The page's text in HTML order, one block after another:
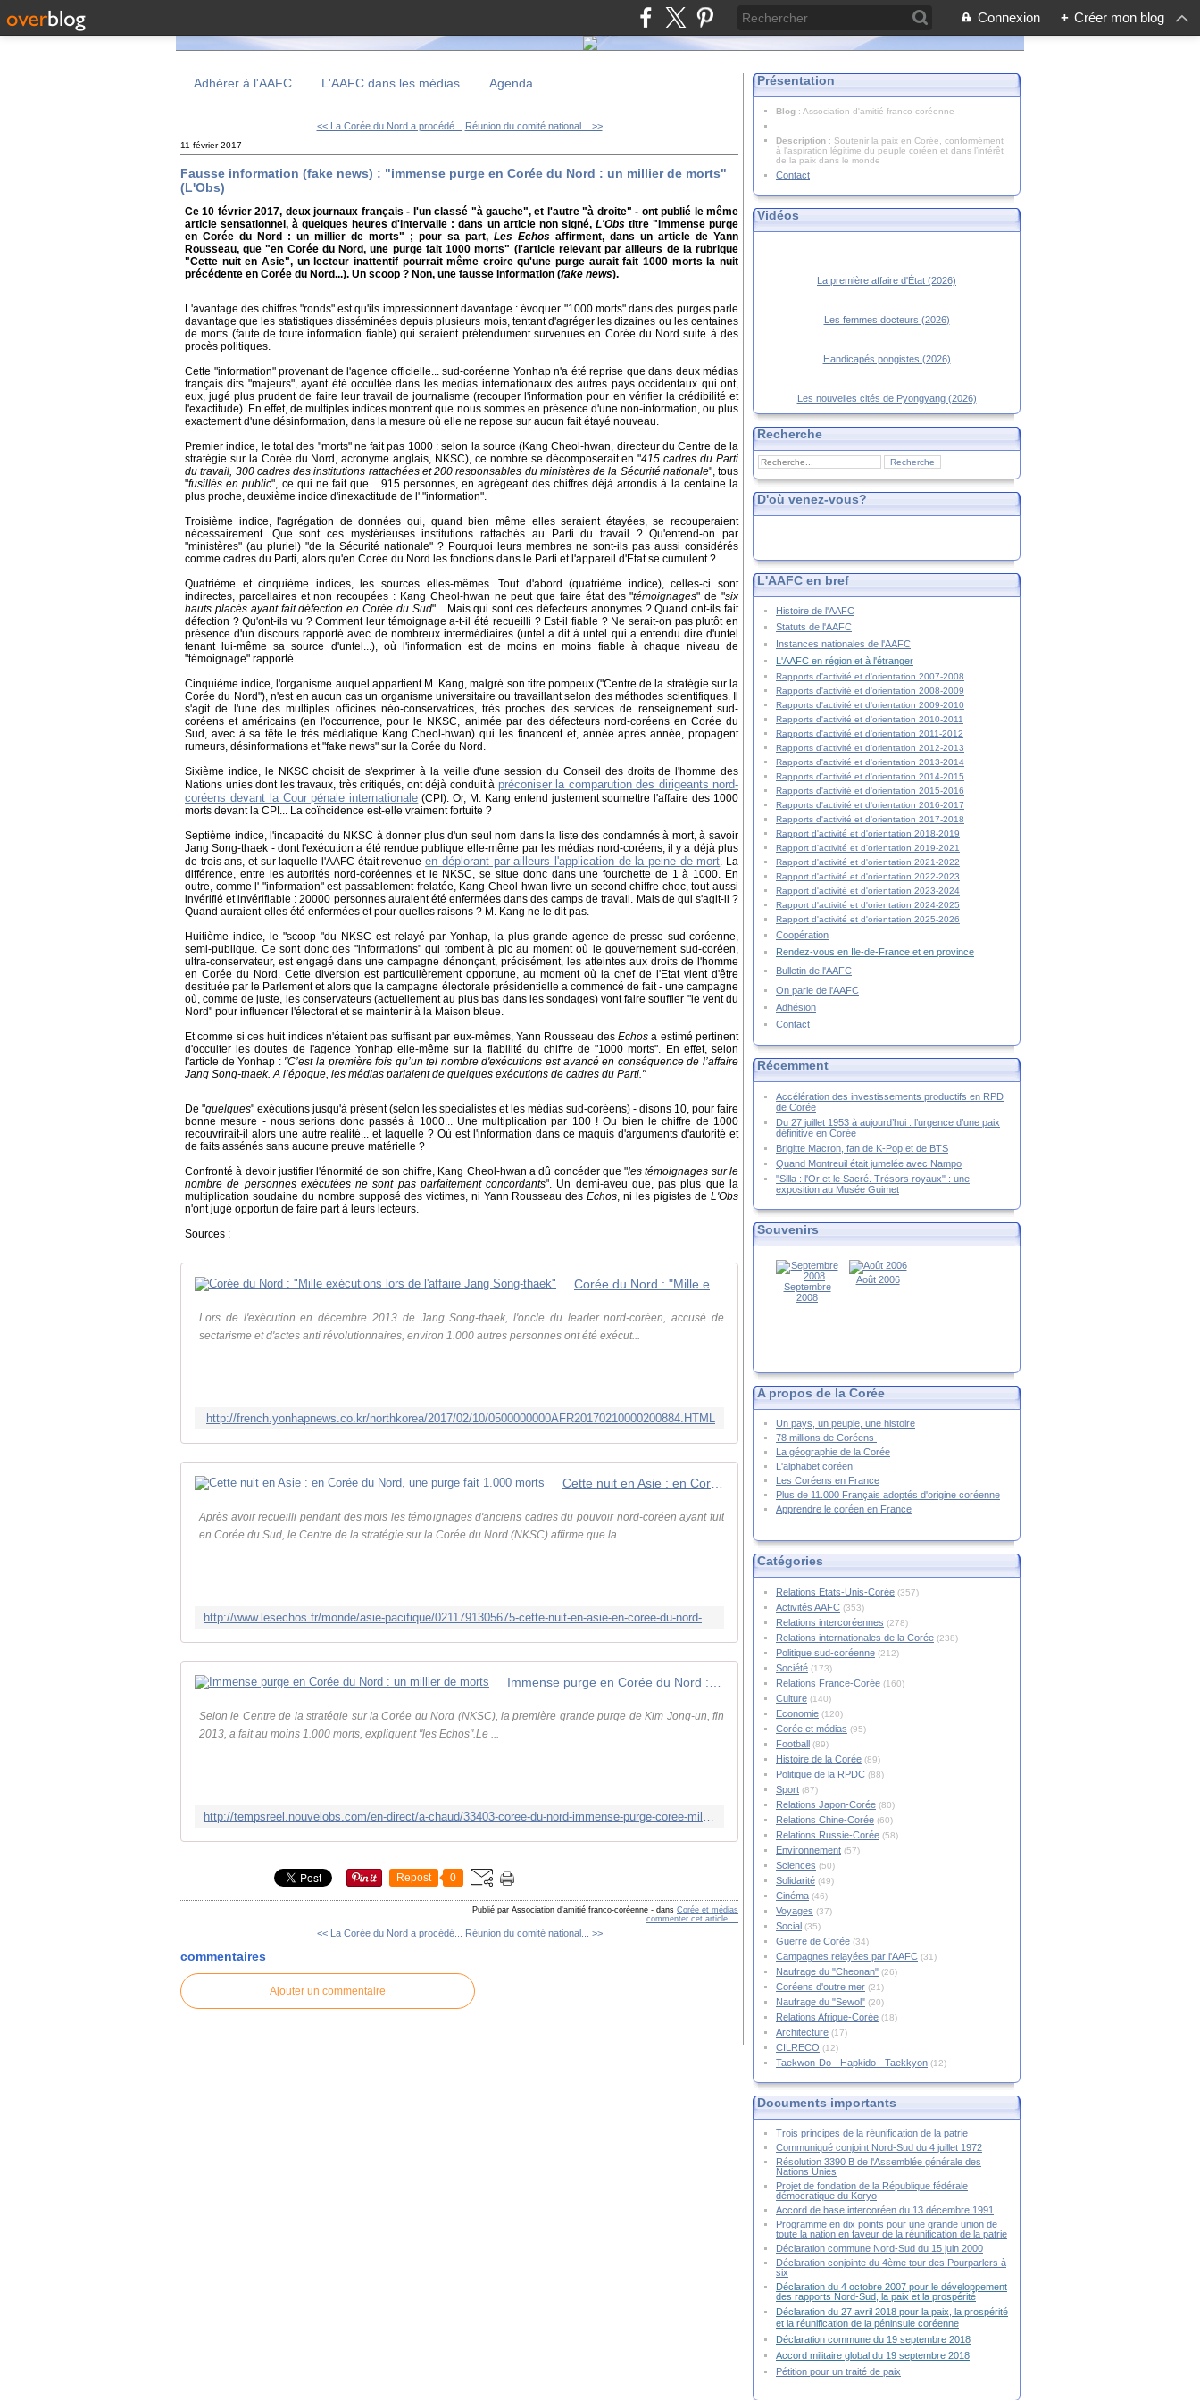
Connexion + Créer mon blog
Adhérer à l'AAFC L'AAFC dans les médias Agenda
<< La Corée du Nord a procédé... Réunion du comité national... >>
11 février 2017
Fausse information (fake news) : "immense purge en Corée du Nord : un millier de morts"
(L'Obs)
Ce 10 février 2017, deux journaux français - l'un classé "à gauche", et l'autre "à droite" - ont publié le même
article sensationnel, à quelques heures d'intervalle : dans un article non signé, L'Obstitre "Immense purge
en Corée du Nord : un millier de morts" ; pour sa part, Les Echos affirment, dans un article de Yann
Rousseau, que "en Corée du Nord, une purge fait 1000 morts" (l'article relevant par ailleurs de la rubrique
"Cette nuit en Asie", un lecteur inattentif pourrait même croire qu'une purge aurait fait 1000 morts la nuit
précédente en Corée du Nord...). Un scoop ? Non, une fausse information (fake news).
L'avantage des chiffres "ronds" est qu'ils impressionnent davantage : évoquer "1000 morts" dans des purges parle
davantage que les statistiques disséminées depuis plusieurs mois, tentant d'agréger les dizaines ou les centaines
de morts (faute de toute information fiable) qui seraient prétendument survenues en Corée du Nord suite à des
procès politiques.
Cette "information" provenant de l'agence officielle... sud-coréenne Yonhap n'a été reprise que dans deux médias
français dits "majeurs", ayant été occultée dans les médias internationaux des autres pays occidentaux qui ont,
eux, jugé plus prudent de faire leur travail de journalisme (recouper l'information pour en vérifier la crédibilité et
l'exactitude). En effet, de multiples indices montrent que nous sommes en présence d'une non-information, ou plus
exactement d'une désinformation, dans la mesure où elle ne repose sur aucun fait étayé nouveau.
Premier indice, le total des "morts" ne fait pas 1000 : selon la source (Kang Cheol-hwan, directeur du Centre de la
stratégie sur la Corée du Nord, acronyme anglais, NKSC), ce nombre se décomposerait en "415 cadres du Parti
du travail, 300 cadres des institutions rattachées et 200 responsables du ministères de la Sécurité nationale", tous
"fusillés en public", ce qui ne fait que... 915 personnes, en agrégeant des chiffres déjà arrondis à la centaine la
plus proche, deuxième indice d'inexactitude de l' "information".
Troisième indice, l'agrégation de données qui, quand bien même elles seraient étayées, se recouperaient
nécessairement. Que sont ces mystérieuses institutions rattachés au Parti du travail ? Qu'entend-on par
"ministères" (au pluriel) "de la Sécurité nationale" ? Pourquoi leurs membres ne sont-ils pas aussi considérés
comme cadres du Parti, alors qu'en Corée du Nord les fonctions dans le Parti et l'appareil d'Etat se cumulent ?
Quatrième et cinquième indices, les sources elles-mêmes. Tout d'abord (quatrième indice), celles-ci sont
indirectes, parcellaires et non recoupées : Kang Cheol-hwan ne peut que faire état des "témoignages" de "six
hauts placés ayant fait défection en Corée du Sud"... Mais qui sont ces défecteurs anonymes ? Quand ont-ils fait
défection ? Qu'ont-ils vu ? Comment leur témoignage a-t-il été recueilli ? Est-il fiable ? Ne serait-on pas plutôt en
présence d'un discours rapporté avec de nombreux intermédiaires (untel a dit à untel qui a entendu dire d'untel
tenant lui-même sa source d'untel...), où l'information est de moins en moins fiable à chaque niveau de
"témoignage" rapporté.
Cinquième indice, l'organisme auquel appartient M. Kang, malgré son titre pompeux ("Centre de la stratégie sur la
Corée du Nord"), n'est en aucun cas un organisme universitaire ou travaillant selon des méthodes scientifiques. Il
s'agit de l'une des multiples officines néo-conservatrices, très proches des services de renseignement sud-
coréens et américains (en l'occurrence, pour le NKSC, animée par des défecteurs nord-coréens en Corée du
Sud, avec à sa tête le très médiatique Kang Cheol-hwan) qui les financent et, année après année, propagent
rumeurs, désinformations et "fake news" sur la Corée du Nord.
Sixième indice, le NKSC choisit de s'exprimer à la veille d'une session du Conseil des droits de l'homme des
Nations unies dont les travaux, très critiqués, ont déjà conduit à préconiser la comparution des dirigeants nord-
coréens devant la Cour pénale internationale (CPI). Or, M. Kang entend justement soumettre l'affaire des 1000
morts devant la CPI... La coïncidence est-elle vraiment fortuite ?
Septième indice, l'incapacité du NKSC à donner plus d'un seul nom dans la liste des condamnés à mort, à savoir
Jang Song-thaek - dont l'exécution a été rendue publique elle-même par les médias nord-coréens, il y a déjà plus
de trois ans, et sur laquelle l'AAFC était revenueen déplorant par ailleurs l'application de la peine de mort. La
différence, entre les autorités nord-coréennes et le NKSC, se situe donc dans une fourchette de 1 à 1000. En
outre, comme l' "information" est passablement frelatée, Kang Cheol-hwan livre un second chiffre choc, tout aussi
invérifié et invérifiable : 20000 personnes auraient été enfermées dans des camps de travail. Mais de qui s'agit-il ?
Quand auraient-elles été enfermées et pour quelles raisons ? M. Kang ne le dit pas.
Huitième indice, le "scoop "du NKSC est relayé par Yonhap, la plus grande agence de presse sud-coréenne,
semi-publique. Ce sont donc des "informations" qui tombent à pic au moment où le gouvernement sud-coréen,
ultra-conservateur, est engagé dans une campagne dénonçant, précisément, les atteintes aux droits de l'homme
en Corée du Nord. Cette diversion est particulièrement opportune, au moment où la chef de l'Etat vient d'être
destituée par le Parlement et alors que la campagne électorale présidentielle a commencé de fait - une campagne
où, comme de juste, les conservateurs (actuellement au plus bas dans les sondages) vont faire souffler "le vent du
Nord" pour influencer l'électorat et se maintenir à la Maison bleue.
Et comme si ces huit indices n'étaient pas suffisant par eux-mêmes, Yann Rousseau des Echosa estimé pertinent
d'occulter les doutes de l'agence Yonhap elle-même sur la fiabilité du chiffre de "1000 morts". En effet, selon
l'article de Yonhap : "C’est la première fois qu’un tel nombre d'exécutions est avancé en conséquence de l’affaire
Jang Song-thaek. A l’époque, les médias parlaient de quelques exécutions de cadres du Parti."
De "quelques" exécutions jusqu'à présent (selon les spécialistes et les médias sud-coréens) - disons 10, pour faire
bonne mesure - nous serions donc passés à 1000... Une multiplication par 100 ! Ou bien le chiffre de 1000
recouvrirait-il alors une autre réalité... et laquelle ? Où est l'information dans ce maquis d'arguments d'autorité et
de faits assénés sans aucune preuve matérielle ?
Confronté à devoir justifier l'énormité de son chiffre, Kang Cheol-hwan a dû concéder que "les témoignages sur le
nombre de personnes exécutées ne sont pas parfaitement concordants". Un demi-aveu que, pas plus que la
multiplication soudaine du nombre supposé des victimes, ni Yann Rousseau desEchos, ni les pigistes de L'Obs
n'ont jugé opportun de faire part à leurs lecteurs.
Sources :
Corée du Nord : "Mille exécutions lors de l'affaire Jang Song-thaek"
Lors de l'exécution en décembre 2013 de Jang Song-thaek, l'oncle du leader nord-coréen, accusé de
sectarisme et d'actes anti révolutionnaires, environ 1.000 autres personnes ont été exécut...
http://french.yonhapnews.co.kr/northkorea/2017/02/10/0500000000AFR20170210000200884.HTML
Cette nuit en Asie : en Corée du Nord, une purge fait 1.000 morts
Après avoir recueilli pendant des mois les témoignages d'anciens cadres du pouvoir nord-coréen ayant fuit
en Corée du Sud, le Centre de la stratégie sur la Corée du Nord (NKSC) affirme que la...
http://www.lesechos.fr/monde/asie-pacifique/0211791305675-cette-nuit-en-asie-en-coree-du-nord-une-purge-fait-1000-morts-2064155.php
Immense purge en Corée du Nord : un millier de morts
Selon le Centre de la stratégie sur la Corée du Nord (NKSC), la première grande purge de Kim Jong-un, fin
2013, a fait au moins 1.000 morts, expliquent "les Echos".Le ...
http://tempsreel.nouvelobs.com/en-direct/a-chaud/33403-coree-du-nord-immense-purge-coree-millier-morts.html
Repost 0
Publié par Association d'amitié franco-coréenne - dans Corée et médias
commenter cet article …
<< La Corée du Nord a procédé... Réunion du comité national... >>
commentaires
Ajouter un commentaire
Présentation
Blog : Association d'amitié franco-coréenne
Description : Soutenir la paix en Corée, conformément
à l'aspiration légitime du peuple coréen et dans l’intérêt
de la paix dans le monde
Contact
Vidéos
La première affaire d'État (2026)
Les femmes docteurs (2026)
Handicapés pongistes (2026)
Les nouvelles cités de Pyongyang (2026)
Recherche
D'où venez-vous?
L'AAFC en bref
Histoire de l'AAFC
Statuts de l'AAFC
Instances nationales de l'AAFC
L'AAFC en région et à l'étranger
Rapports d'activité et d'orientation 2007-2008
Rapports d'activité et d'orientation 2008-2009
Rapports d'activité et d'orientation 2009-2010
Rapports d'activité et d'orientation 2010-2011
Rapports d'activité et d'orientation 2011-2012
Rapports d'activité et d'orientation 2012-2013
Rapports d'activité et d'orientation 2013-2014
Rapports d'activité et d'orientation 2014-2015
Rapports d'activité et d'orientation 2015-2016
Rapports d'activité et d'orientation 2016-2017
Rapports d'activité et d'orientation 2017-2018
Rapport d'activité et d'orientation 2018-2019
Rapport d'activité et d'orientation 2019-2021
Rapport d'activité et d'orientation 2021-2022
Rapport d'activité et d'orientation 2022-2023
Rapport d'activité et d'orientation 2023-2024
Rapport d'activité et d'orientation 2024-2025
Rapport d'activité et d'orientation 2025-2026
Coopération
Rendez-vous en Ile-de-France et en province
Bulletin de l'AAFC
On parle de l'AAFC
Adhésion
Contact
Récemment
Accélération des investissements productifs en RPD
de Corée
Du 27 juillet 1953 à aujourd’hui : l’urgence d’une paix
définitive en Corée
Brigitte Macron, fan de K-Pop et de BTS
Quand Montreuil était jumelée avec Nampo
"Silla : l'Or et le Sacré. Trésors royaux" : une
exposition au Musée Guimet
Souvenirs
Septembre
2008
Août 2006
A propos de la Corée
Un pays, un peuple, une histoire
78 millions de Coréens
La géographie de la Corée
L'alphabet coréen
Les Coréens en France
Plus de 11.000 Français adoptés d'origine coréenne
Apprendre le coréen en France
Catégories
Relations Etats-Unis-Corée (357)
Activités AAFC (353)
Relations intercoréennes (278)
Relations internationales de la Corée (238)
Politique sud-coréenne (212)
Société (173)
Relations France-Corée (160)
Culture (140)
Economie (120)
Corée et médias (95)
Football (89)
Histoire de la Corée (89)
Politique de la RPDC (88)
Sport (87)
Relations Japon-Corée (80)
Relations Chine-Corée (60)
Relations Russie-Corée (58)
Environnement (57)
Sciences (50)
Solidarité (49)
Cinéma (46)
Voyages (37)
Social (35)
Guerre de Corée (34)
Campagnes relayées par l'AAFC (31)
Naufrage du "Cheonan" (26)
Coréens d'outre mer (21)
Naufrage du "Sewol" (20)
Relations Afrique-Corée (18)
Architecture (17)
CILRECO (12)
Taekwon-Do - Hapkido - Taekkyon (12)
Documents importants
Trois principes de la réunification de la patrie
Communiqué conjoint Nord-Sud du 4 juillet 1972
Résolution 3390 B de l'Assemblée générale des
Nations Unies
Projet de fondation de la République fédérale
démocratique du Koryo
Accord de base intercoréen du 13 décembre 1991
Programme en dix points pour une grande union de
toute la nation en faveur de la réunification de la patrie
Déclaration commune Nord-Sud du 15 juin 2000
Déclaration conjointe du 4ème tour des Pourparlers à
six
Déclaration du 4 octobre 2007 pour le développement
des rapports Nord-Sud, la paix et la prospérité
Déclaration du 27 avril 2018 pour la paix, la prospérité
et la réunification de la péninsule coréenne
Déclaration commune du 19 septembre 2018
Accord militaire global du 19 septembre 2018
Pétition pour un traité de paix